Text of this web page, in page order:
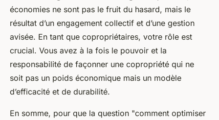
économies ne sont pas le fruit du hasard, mais le
résultat d’un engagement collectif et d’une gestion
avisée. En tant que copropriétaires, votre rôle est
crucial. Vous avez à la fois le pouvoir et la
responsabilité de façonner une copropriété qui ne
soit pas un poids économique mais un modèle
d’efficacité et de durabilité.
En somme, pour que la question "comment optimiser